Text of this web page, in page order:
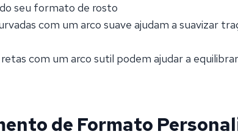
seu formato de rosto
com um arco suave ajudam a suavizar
com um arco sutil podem ajudar a
de Formato